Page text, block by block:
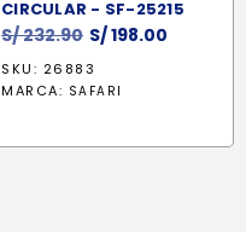
CIRCULAR - SF-25215
S/232.90 El
precio
original
S/198.00
SKU: 26883
MARCA: SAFARI